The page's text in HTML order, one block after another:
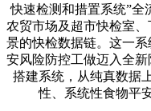
快速检测和措置系统”全
农贸市场及超市快检室
景的快检数据链。这一
安风险防控工做迈入全
搭建系统，从纯真数据
性、系统性食物平